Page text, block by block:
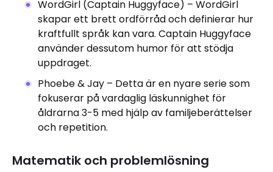
WordGirl (Captain Huggyface) – WordGirl
skapar ett brett ordförråd och definierar hur
kraftfullt språk kan vara. Captain Huggyface
använder dessutom humor för att stödja
uppdraget.
Phoebe & Jay – Detta är en nyare serie som
fokuserar på vardaglig läskunnighet för
åldrarna 3-5 med hjälp av familjeberättelser
och repetition.
Matematik och problemlösning